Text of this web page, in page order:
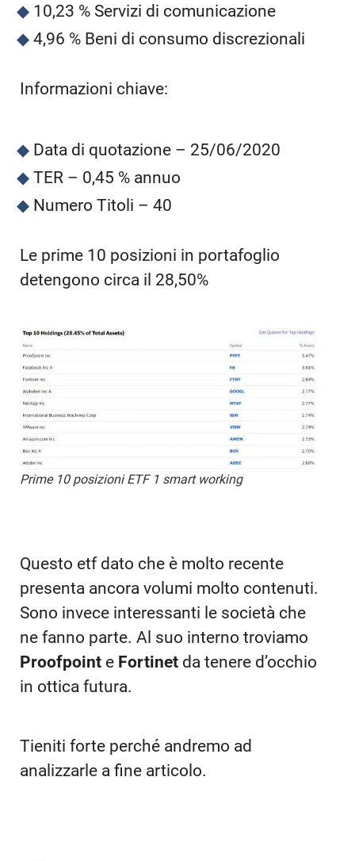
10,23 % Servizi di comunicazione
4,96 % Beni di consumo discrezionali
Informazioni chiave:
Data di quotazione – 25/06/2020
TER – 0,45 % annuo
Numero Titoli – 40
Le prime 10 posizioni in portafoglio
detengono circa il 28,50%
Prime 10 posizioni ETF 1 smart working
Questo etf dato che è molto recente
presenta ancora volumi molto contenuti.
Sono invece interessanti le società che
ne fanno parte. Al suo interno troviamo
Proofpoint e Fortinet da tenere d’occhio
in ottica futura.
Tieniti forte perché andremo ad
analizzarle a fine articolo.